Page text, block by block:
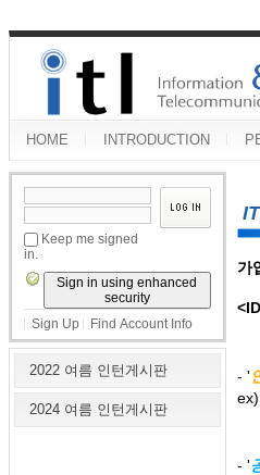
HOME INTRODUCTION
Keep me signed
in.
Sign in using enhanced
security
Sign Up
Find Account Info
2022 여름 인턴게시판
2024 여름 인턴게시판
가
- '
- '